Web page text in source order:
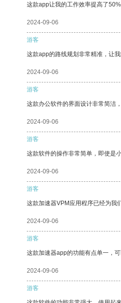
这款app让我的工作效率提高了
2024-09-06
游客
这款app的路线规划非常精准，让我
2024-09-06
游客
这款办公软件的界面设计非常简洁
2024-09-06
游客
这款软件的操作非常简单，即使是
2024-09-06
游客
这款加速器VPM应用程序已经为我
2024-09-06
游客
这款加速器app的功能有点单一，
2024-09-06
游客